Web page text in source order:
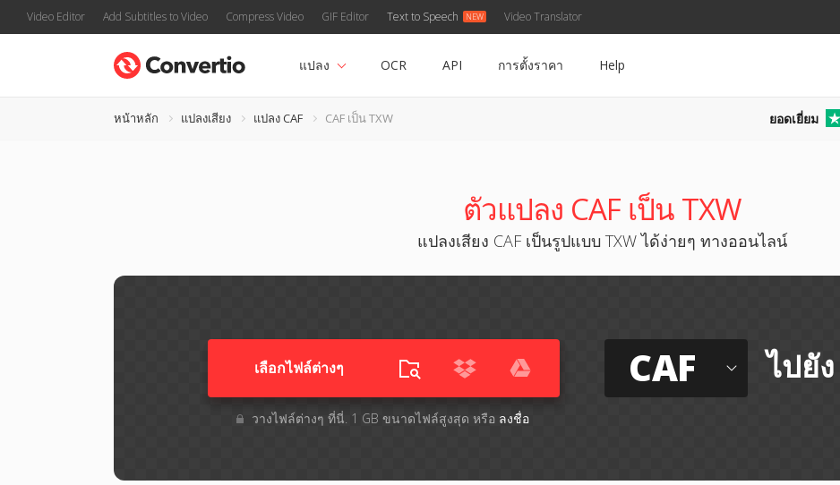
Video Editor Add Subtitles to Video Compress Video GIF Editor Text to Speech Video Translator
แปลง OCR API การตั้งราคา Help
หน้าหลัก แปลงเสียง แปลง CAF CAF เป็น TXW ยอดเยี่ยม
ตัวแปลง CAF เป็น TXW
แปลงเสียง CAF เป็นรูปแบบ TXW ได้ง่ายๆ ทางออนไลน์
เลือกไฟล์ต่างๆ​
วางไฟล์ต่างๆ​ ที่นี่. 1 GB ขนาดไฟล์สูงสุด หรือ ลงชื่อ
CAF ไปยัง